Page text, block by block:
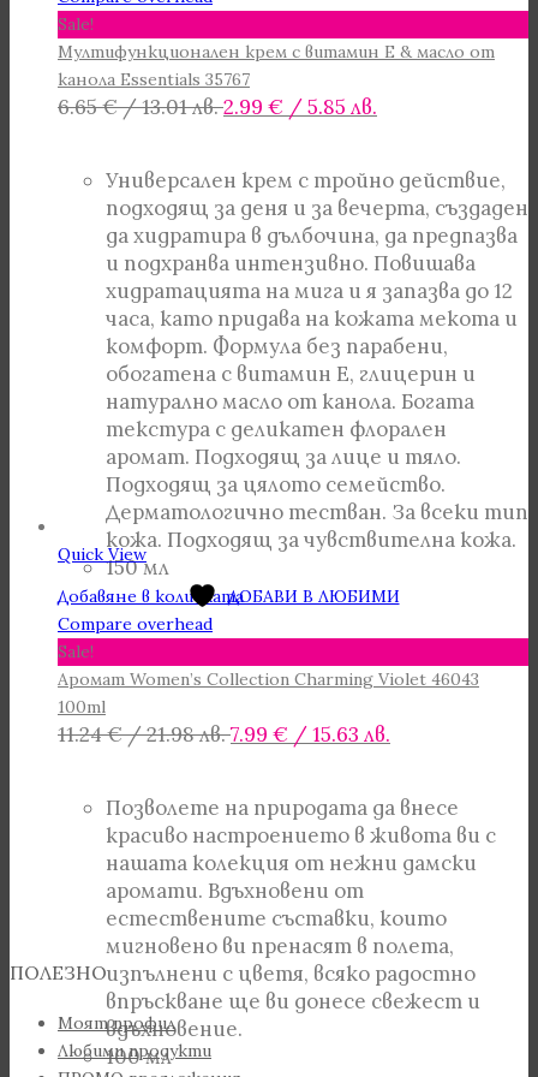
Sale!
Мултифункционален крем с витамин Е & масло от
канола Essentials 35767
6.65€/ 13.01 лв.Original
6.65 €
/
13.01 лв..
2.99 € / 5.85 лв.
2.99 €
/
5.85 лв..
Универсален крем с тройно действие,
подходящ за деня и за вечерта, създаден
да хидратира в дълбочина, да предпазва
и подхранва интензивно. Повишава
хидратацията на мига и я запазва до 12
часа, като придава на кожата мекота и
комфорт. Формула без парабени,
обогатена с витамин E, глицерин и
натурално масло от канола. Богата
текстура с деликатен флорален
аромат. Подходящ за лице и тяло.
Подходящ за цялото семейство.
Дерматологично тестван. За всеки тип
кожа. Подходящ за чувствителна кожа.
150 мл
Добавяне в количката
Quick View
ДОБАВИ В ЛЮБИМИ
Compare overhead
Sale!
Аромат Women’s Collection Charming Violet 46043
100ml
11.24€/ 21.98 лв.Original
11.24 €
/
21.98 лв..
7.99 € / 15.63 лв.
7.99 €
/
15.63 лв..
Позволете на природата да внесе
красиво настроението в живота ви с
нашата колекция от нежни дамски
аромати. Вдъхновени от
естествените съставки, които
мигновено ви пренасят в полета,
изпълнени с цветя, всяко радостно
впръскване ще ви донесе свежест и
вдъхновение.
100 мл
ПОЛЕЗНО
Моят профил
Любими продукти